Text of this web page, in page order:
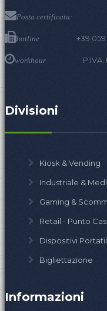
Posta certificata:
hotline +39 059
workhour
Divisioni
Kiosk & Vending
Industriale &
Gaming &
Retail - Punto
Dispositivi
Bigliettazione
Informazioni